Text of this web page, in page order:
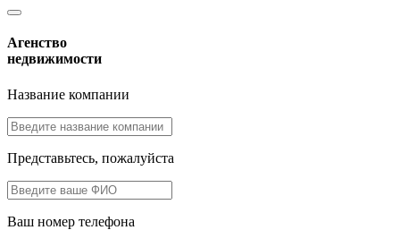
Агенство
недвижимости
Название компании
Представьтесь, пожалуйста
Ваш номер телефона